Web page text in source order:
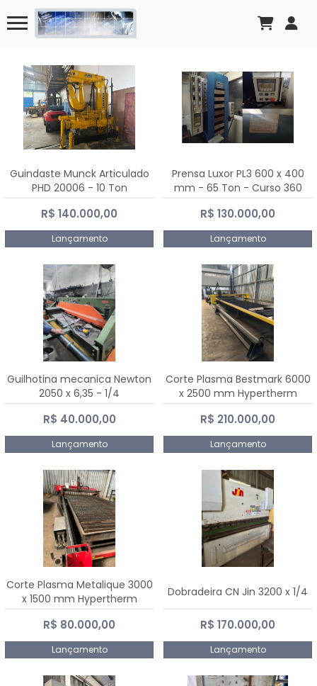
Guindaste Munck Articulado
PHD 20006 - 10 Ton
R$ 140.000,00
Lançamento
Prensa Luxor PL3 600 x 400
mm - 65 Ton - Curso 360
mm
R$ 130.000,00
Lançamento
Guilhotina mecanica Newton
2050 x 6,35 - 1/4
R$ 40.000,00
Lançamento
Corte Plasma Bestmark 6000
x 2500 mm Hypertherm
MaxPro 200
R$ 210.000,00
Lançamento
Corte Plasma Metalique 3000
x 1500 mm Hypertherm
Powermax 45 xp
R$ 80.000,00
Lançamento
Dobradeira CN Jin 3200 x 1/4
R$ 170.000,00
Lançamento